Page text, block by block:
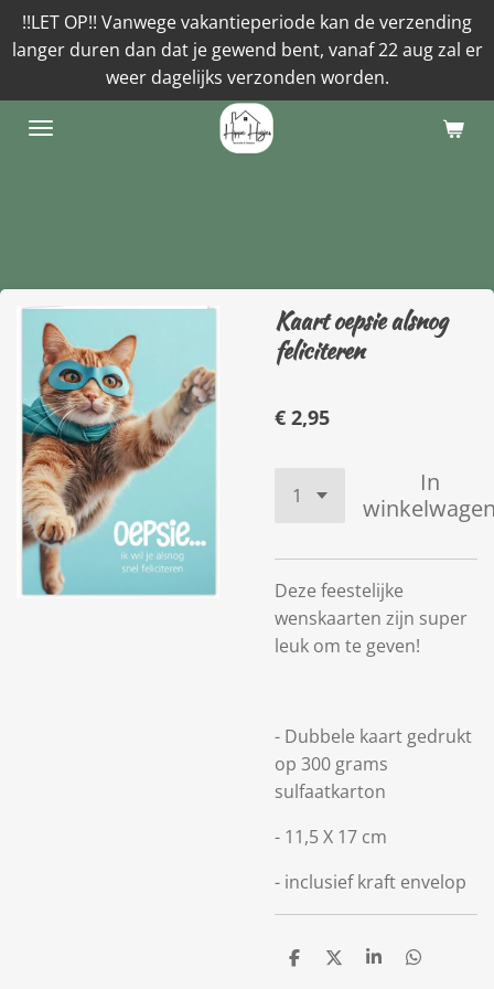
Ga
direct
de
hoofdinhoud
!!LET OP!! Vanwege vakantieperiode kan de verzending
langer duren dan dat je gewend bent, vanaf 22 aug zal er
weer dagelijks verzonden worden.
Kaart oepsie alsnog
feliciteren
€ 2,95
In
Deze feestelijke
wenskaarten zijn super
leuk om te geven!
- Dubbele kaart gedrukt
op 300 grams
sulfaatkarton
- 11,5 X 17 cm
- inclusief kraft envelop
D
D
S
D